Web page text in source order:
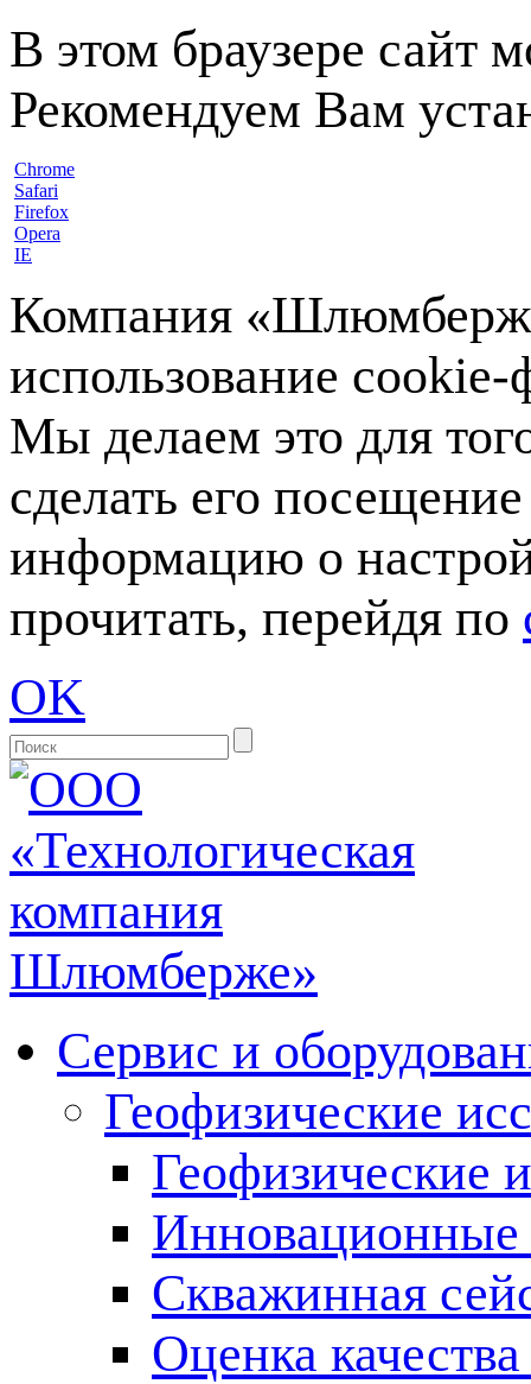
В этом браузере сайт
Рекомендуем Вам
Chrome
Safari
Firefox
Opera
IE
Компания
использование
Мы делаем это для
сделать его
информацию о
прочитать, перейдя по
OK
Сервис и
Геофизические
Геофизические
Инновационные
Скважинная
Оценка